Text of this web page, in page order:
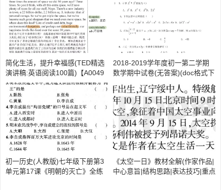
简化生活，提升幸福感(TED精选
演讲稿:英语阅读100篇)【A0049
4】
2018-2019学年度初一第二学期
数学期中试卷(无答案)(doc格式下
载)【A01916】
初一历史(人教版)七年级下册第3
单元第17课《明朝的灭亡》全练
《太空一日》教材全解(作家作品|
中心意旨|结构思路|表达技巧|重点